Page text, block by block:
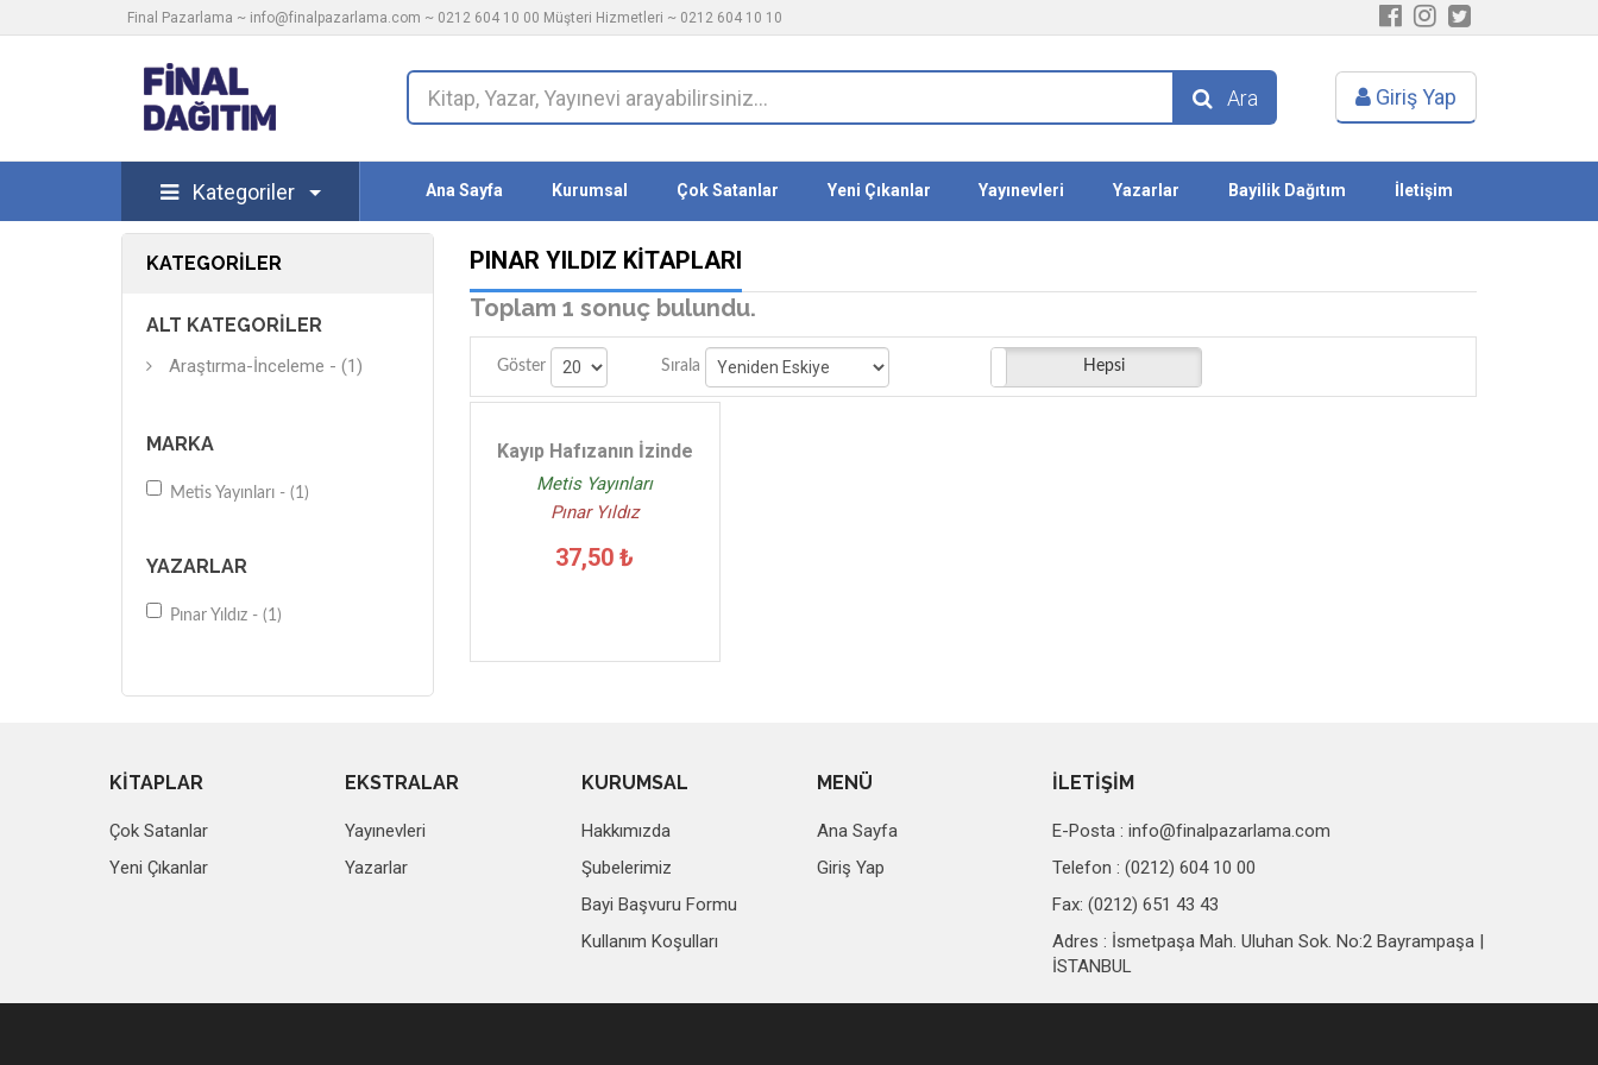
Final Pazarlama ~ info@finalpazarlama.com ~ 0212 604 10 00 Müşteri Hizmetleri ~ 0212 604 10 10
Ara Giriş Yap
Kategoriler Ana Sayfa Kurumsal Çok Satanlar Yeni Çıkanlar Yayınevleri Yazarlar Bayilik Dağıtım İletişim
KATEGORILER
ALT KATEGORILER
Araştırma-İnceleme - (1)
MARKA
Metis Yayınları - (1)
YAZARLAR
Pınar Yıldız - (1)
PINAR YILDIZ KITAPLARI
Toplam 1 sonuç bulundu.
Göster Sırala Stoktakiler Hepsi
Kayıp Hafızanın İzinde
Metis Yayınları
Pınar Yıldız
37,50 ₺
KİTAPLAR
Çok Satanlar
Yeni Çıkanlar
EKSTRALAR
Yayınevleri
Yazarlar
KURUMSAL
Hakkımızda
Şubelerimiz
Bayi Başvuru Formu
Kullanım Koşulları
MENÜ
Ana Sayfa
Giriş Yap
İLETİŞİM
E-Posta :info@finalpazarlama.com
Telefon : (0212) 604 10 00
Fax: (0212) 651 43 43
Adres : İsmetpaşa Mah. Uluhan Sok. No:2 Bayrampaşa |
İSTANBUL